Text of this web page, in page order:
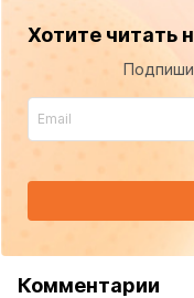
Хотите читать
Комментарии